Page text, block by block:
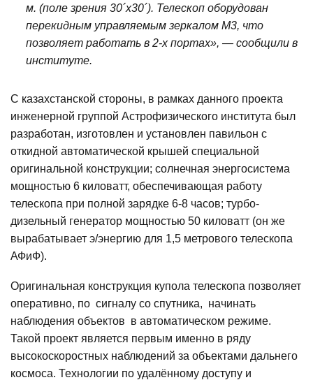
м. (поле зрения 30´х30´). Телескоп оборудован
перекидным управляемым зеркалом M3, что
позволяет работать в 2-х портах», — сообщили в
институте.
С казахстанской стороны, в рамках данного проекта
инженерной группой Астрофизического института был
разработан, изготовлен и установлен павильон с
откидной автоматической крышей специальной
оригинальной конструкции; солнечная энергосистема
мощностью 6 киловатт, обеспечивающая работу
телескопа при полной зарядке 6-8 часов; турбо-
дизельный генератор мощностью 50 киловатт (он же
вырабатывает э/энергию для 1,5 метрового телескопа
АФиФ).
Оригинальная конструкция купола телескопа позволяет
оперативно, по сигналу со спутника, начинать
наблюдения объектов в автоматическом режиме.
Такой проект является первым именно в ряду
высокоскоростных наблюдений за объектами дальнего
космоса. Технологии по удалённому доступу и